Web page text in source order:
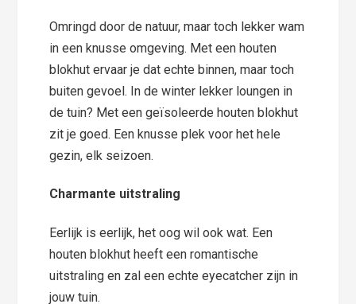
Omringd door de natuur, maar toch lekker wam
in een knusse omgeving. Met een houten
blokhut ervaar je dat echte binnen, maar toch
buiten gevoel. In de winter lekker loungen in
de tuin? Met een geïsoleerde houten blokhut
zit je goed. Een knusse plek voor het hele
gezin, elk seizoen.
Charmante uitstraling
Eerlijk is eerlijk, het oog wil ook wat. Een
houten blokhut heeft een romantische
uitstraling en zal een echte eyecatcher zijn in
jouw tuin.